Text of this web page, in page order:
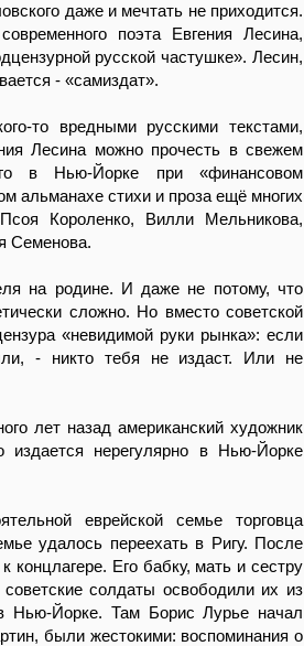
даже и мечтать не приходится.
поэта Евгения Лесина,
русской частушке». Лесин,
- «самиздат».
то вредными русскими текстами,
Лесина можно прочесть в свежем
в Нью-Йорке при «финансовом
альманахе стихи и проза ещё многих
Короленко, Вилли Мельникова,
Семенова.
на родине. И даже не потому, что
сложно. Но вместо советской
«невидимой руки рынка»: если
- никто тебя не издаст. Или не
лет назад американский художник
издается нерегулярно в Нью-Йорке
еврейской семье торговца
удалось переехать в Ригу. После
концлагере. Его бабку, мать и сестру
солдаты освободили их из
Нью-Йорке. Там Борис Лурье начал
были жестокими: воспоминания о